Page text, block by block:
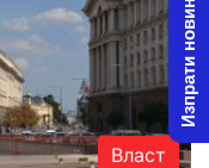
Власт
Изпрати новина